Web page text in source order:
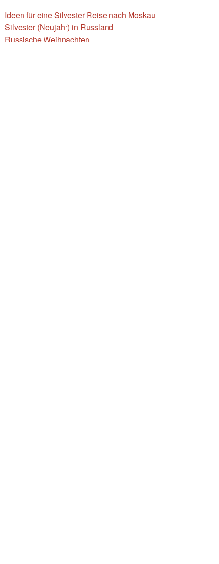
Ideen für eine Silvester Reise nach Moskau
Silvester (Neujahr) in Russland
Russische Weihnachten